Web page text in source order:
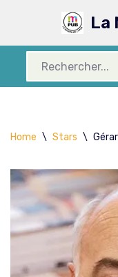
contenu
La
Home \ Stars \